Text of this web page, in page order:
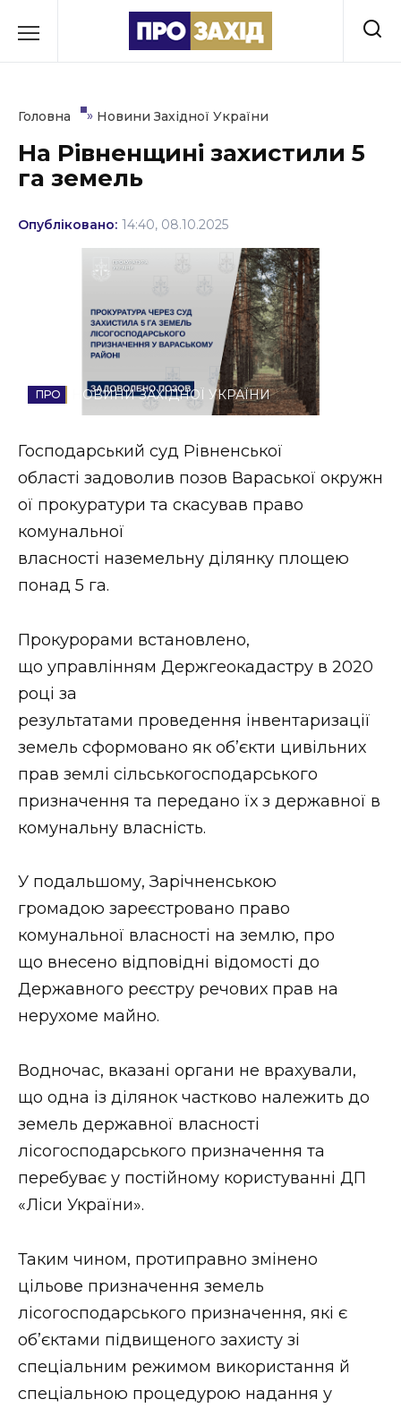
до
Культура
Освіта
Соціум
Стиль життя
Втрачений Ужгород
Втрачений Ужгород (відеоверсія)
ЗАКАРПАТСЬКІ НОВИНИ
НОВИНИ ЗАХІДНОЇ УКРАЇНИ
ВІДЕО
Головна » Новини Західної України
На Рівненщині захистили 5
га земель
Опубліковано: 14:40, 08.10.2025
НОВИНИ ЗАХІДНОЇ УКРАЇНИ
Господарський суд Рівненської
області задоволив позов Вараської окружн
ої прокуратури та скасував право
комунальної
власності наземельну ділянку площею
понад 5 га.
Прокурорами встановлено,
що управлінням Держгеокадастру в 2020
році за
результатами проведення інвентаризації
земель сформовано як об’єкти цивільних
прав землі сільськогосподарського
призначення та передано їх з державної в
комунальну власність.
У подальшому, Зарічненською
громадою зареєстровано право
комунальної власності на землю, про
що внесено відповідні відомості до
Державного реєстру речових прав на
нерухоме майно.
Водночас, вказані органи не врахували,
що одна із ділянок частково належить до
земель державної власності
лісогосподарського призначення та
перебуває у постійному користуванні ДП
«Ліси України».
Таким чином, протиправно змінено
цільове призначення земель
лісогосподарського призначення, які є
об’єктами підвищеного захисту зі
спеціальним режимом використання й
спеціальною процедурою надання у